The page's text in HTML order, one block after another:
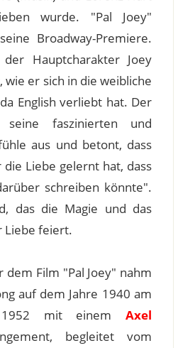
wurde. "Pal Joey"
Broadway-Premiere.
Hauptcharakter Joey
wie er sich in die weibliche
English verliebt hat. Der
seine faszinierten und
aus und betont, dass
Liebe gelernt hat, dass
schreiben könnte".
das die Magie und das
Liebe feiert.
dem Film "Pal Joey" nahm
auf dem Jahre 1940 am
mit einem Axel
begleitet vom